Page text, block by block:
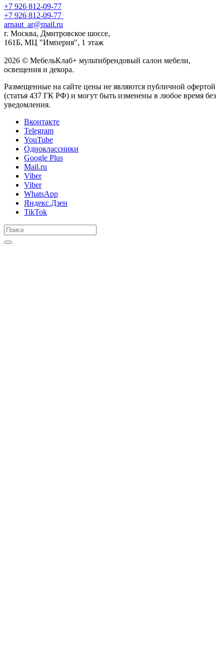
+7 926 812-09-77
+7 926 812-09-77
arnaut_ar@mail.ru
г. Москва, Дмитровское шоссе,
161Б, МЦ "Империя", 1 этаж
2026 © МебельКлаб+ мультибрендовый салон мебели,
освещения и декора.
Размещенные на сайте цены не являются публичной офертой
(статья 437 ГК РФ) и могут быть изменены в любое время без
уведомления.
Вконтакте
Telegram
YouTube
Одноклассники
Google Plus
Mail.ru
Viber
Viber
WhatsApp
Яндекс.Дзен
TikTok